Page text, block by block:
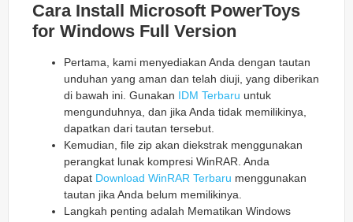
Cara Install Microsoft PowerToys
for Windows Full Version
Pertama, kami menyediakan Anda dengan tautan
unduhan yang aman dan telah diuji, yang diberikan
di bawah ini. Gunakan IDM Terbaru untuk
mengunduhnya, dan jika Anda tidak memilikinya,
dapatkan dari tautan tersebut.
Kemudian, file zip akan diekstrak menggunakan
perangkat lunak kompresi WinRAR. Anda
dapat Download WinRAR Terbaru menggunakan
tautan jika Anda belum memilikinya.
Langkah penting adalah Mematikan Windows